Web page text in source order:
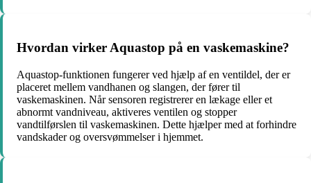
Hvordan virker Aquastop på en vaskemaskine?
Aquastop-funktionen fungerer ved hjælp af en ventildel, der er
placeret mellem vandhanen og slangen, der fører til
vaskemaskinen. Når sensoren registrerer en lækage eller et
abnormt vandniveau, aktiveres ventilen og stopper
vandtilførslen til vaskemaskinen. Dette hjælper med at forhindre
vandskader og oversvømmelser i hjemmet.